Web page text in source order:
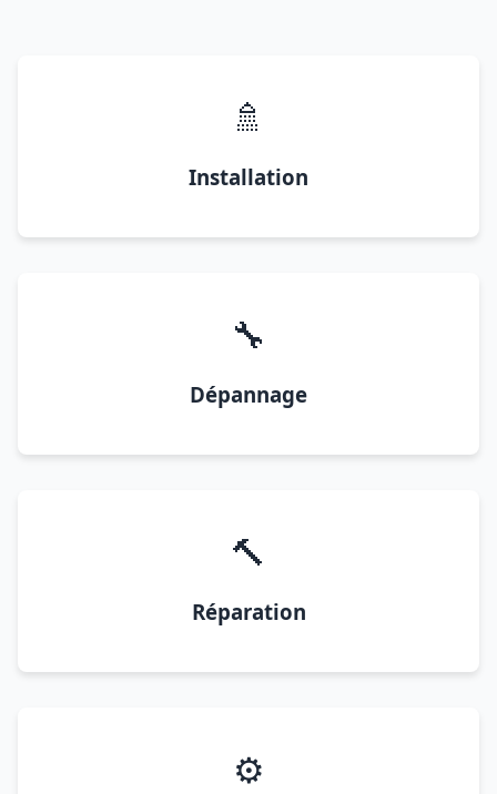
🚿
Installation
🔧
Dépannage
🔨
Réparation
⚙️